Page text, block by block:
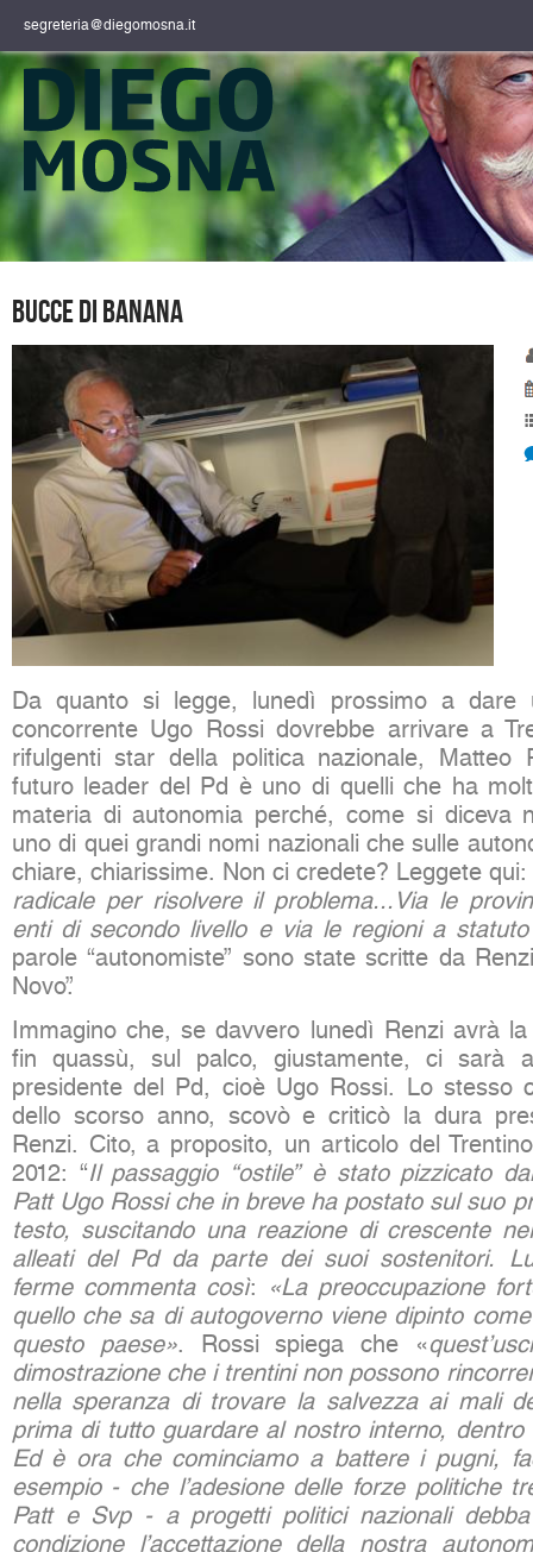
segreteria@diegomosna.it
Bucce di banana
Da quanto si legge, lunedì prossimo a dare
concorrente Ugo Rossi dovrebbe arrivare a
rifulgenti star della politica nazionale, Matteo
futuro leader del Pd è uno di quelli che ha
materia di autonomia perché, come si diceva
uno di quei grandi nomi nazionali che sulle
chiare, chiarissime. Non ci credete? Leggete qui:
radicale per risolvere il problema...Via le
enti di secondo livello e via le regioni a statuto
parole “autonomiste” sono state scritte da
Novo”.
Immagino che, se davvero lunedì Renzi avrà
fin quassù, sul palco, giustamente, ci sarà
presidente del Pd, cioè Ugo Rossi. Lo stesso
dello scorso anno, scovò e criticò la dura
Renzi. Cito, a proposito, un articolo del
2012: “Il passaggio “ostile” è stato pizzicato
Patt Ugo Rossi che in breve ha postato sul suo
testo, suscitando una reazione di crescente
alleati del Pd da parte dei suoi sostenitori.
ferme commenta così: «La preoccupazione
quello che sa di autogoverno viene dipinto
questo paese». Rossi spiega che «
dimostrazione che i trentini non possono
nella speranza di trovare la salvezza ai mali
prima di tutto guardare al nostro interno,
Ed è ora che cominciamo a battere i pugni,
esempio - che l’adesione delle forze politiche
Patt e Svp - a progetti politici nazionali
condizione l’accettazione della nostra